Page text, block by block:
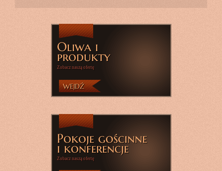
Oliwa i
produkty
Zobacz naszą ofertę
WEJDŹ
Pokoje gościnne
i konferencje
Zobacz naszą ofertę